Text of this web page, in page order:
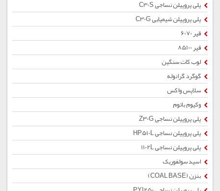
پلی پروپیلن نساجی C30S
پلی پروپیلن شیمیایی C30G
قیر 6070
قیر 85100
لوب کات سنگین
گوگرد گرانوله
سلاپس واکس
وکیوم باتوم
پلی پروپیلن نساجی Z30G
پلی پروپیلن نساجی HP510L
پلی پروپیلن نساجی 1102L
اسید سولفوریک
بنزن (COAL BASE)